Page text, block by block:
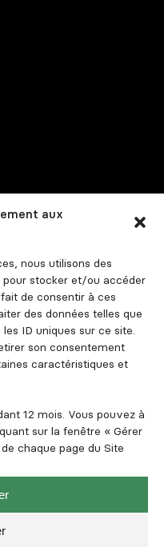
aux
nous utilisons des
pour stocker et/ou accéder
de consentir à ces
des données telles que
ID uniques sur ce site.
son consentement
caractéristiques et
12 mois. Vous pouvez à
sur la fenêtre « Gérer
chaque page du Site
dirigeants et
recevoir la newsletter par
sur vos droits, consultez